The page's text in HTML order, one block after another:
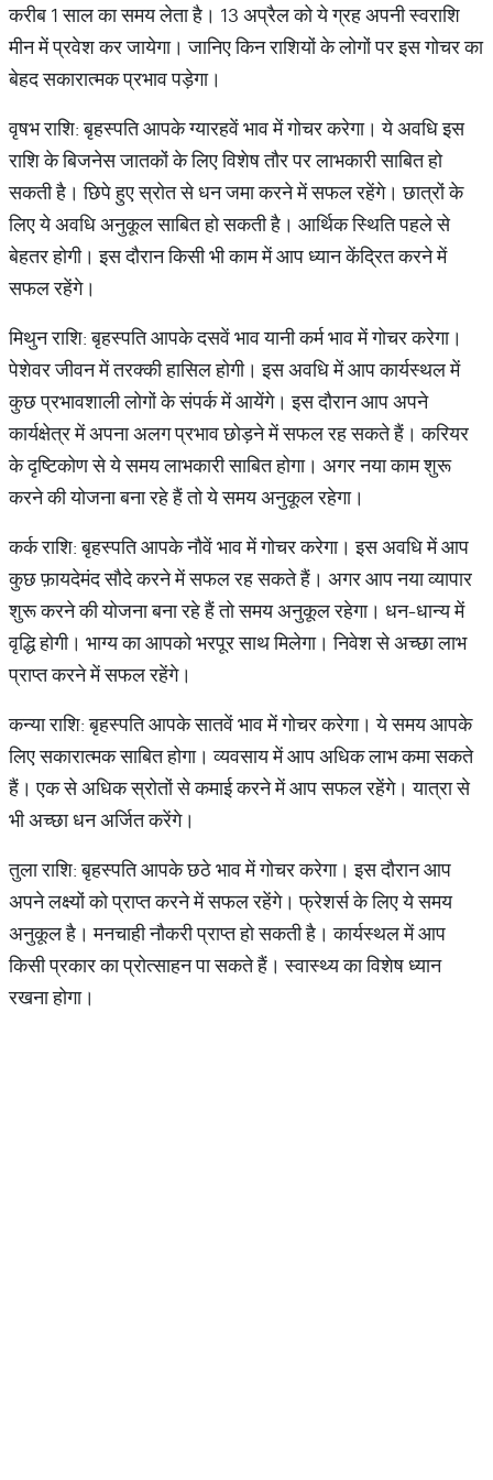
करीब 1 साल का समय लेता है। 13 अप्रैल को ये ग्रह अपनी स्वराशि
मीन में प्रवेश कर जायेगा। जानिए किन राशियों के लोगों पर इस गोचर का
बेहद सकारात्मक प्रभाव पड़ेगा।
वृषभ राशि: बृहस्पति आपके ग्यारहवें भाव में गोचर करेगा। ये अवधि इस
राशि के बिजनेस जातकों के लिए विशेष तौर पर लाभकारी साबित हो
सकती है। छिपे हुए स्रोत से धन जमा करने में सफल रहेंगे। छात्रों के
लिए ये अवधि अनुकूल साबित हो सकती है। आर्थिक स्थिति पहले से
बेहतर होगी। इस दौरान किसी भी काम में आप ध्यान केंद्रित करने में
सफल रहेंगे।
मिथुन राशि: बृहस्पति आपके दसवें भाव यानी कर्म भाव में गोचर करेगा।
पेशेवर जीवन में तरक्की हासिल होगी। इस अवधि में आप कार्यस्थल में
कुछ प्रभावशाली लोगों के संपर्क में आयेंगे। इस दौरान आप अपने
कार्यक्षेत्र में अपना अलग प्रभाव छोड़ने में सफल रह सकते हैं। करियर
के दृष्टिकोण से ये समय लाभकारी साबित होगा। अगर नया काम शुरू
करने की योजना बना रहे हैं तो ये समय अनुकूल रहेगा।
कर्क राशि: बृहस्पति आपके नौवें भाव में गोचर करेगा। इस अवधि में आप
कुछ फ़ायदेमंद सौदे करने में सफल रह सकते हैं। अगर आप नया व्यापार
शुरू करने की योजना बना रहे हैं तो समय अनुकूल रहेगा। धन-धान्य में
वृद्धि होगी। भाग्य का आपको भरपूर साथ मिलेगा। निवेश से अच्छा लाभ
प्राप्त करने में सफल रहेंगे।
कन्या राशि: बृहस्पति आपके सातवें भाव में गोचर करेगा। ये समय आपके
लिए सकारात्मक साबित होगा। व्यवसाय में आप अधिक लाभ कमा सकते
हैं। एक से अधिक स्रोतों से कमाई करने में आप सफल रहेंगे। यात्रा से
भी अच्छा धन अर्जित करेंगे।
तुला राशि: बृहस्पति आपके छठे भाव में गोचर करेगा। इस दौरान आप
अपने लक्ष्यों को प्राप्त करने में सफल रहेंगे। फ्रेशर्स के लिए ये समय
अनुकूल है। मनचाही नौकरी प्राप्त हो सकती है। कार्यस्थल में आप
किसी प्रकार का प्रोत्साहन पा सकते हैं। स्वास्थ्य का विशेष ध्यान
रखना होगा।